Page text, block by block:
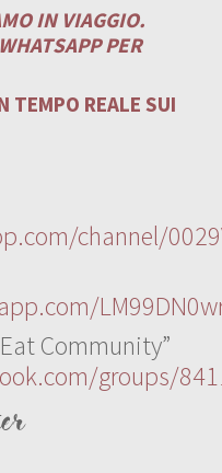
IN VIAGGIO.
PER
TEMPO REALE SUI
channel/
Community”
groups/